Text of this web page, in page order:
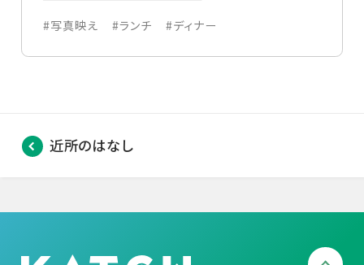
#写真映え #ランチ #ディナー
近所のはなし